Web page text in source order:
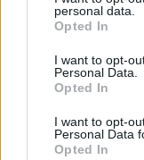
grant or deny
use your data for
consent section.
personal data.
Opted In
I want to opt-
Personal Data.
Opted In
I want to opt-
Personal Data
Opted In
HÍRADÓ #
BUDAPEST #
VÁLLALKOZÓ